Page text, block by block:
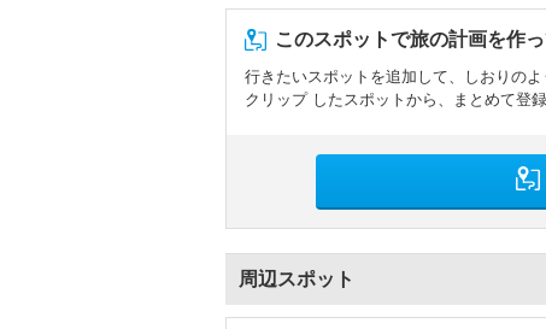
このスポットで旅の計画を作
行きたいスポットを追加して、しおりの
クリップ したスポットから、まとめて登録
周辺スポット